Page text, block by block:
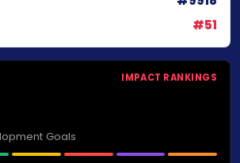
#51
IMPACT RANKINGS
Goals